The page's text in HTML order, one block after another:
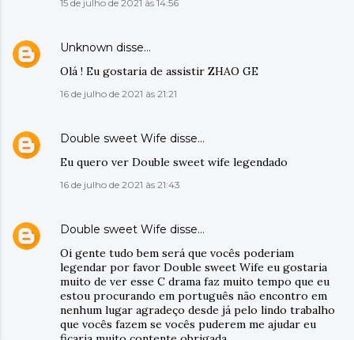
15 de julho de 2021 às 14:56
Unknown disse…
Olá ! Eu gostaria de assistir ZHAO GE
16 de julho de 2021 às 21:21
Double sweet Wife disse…
Eu quero ver Double sweet wife legendado
16 de julho de 2021 às 21:43
Double sweet Wife disse…
Oi gente tudo bem será que vocês poderiam
legendar por favor Double sweet Wife eu gostaria
muito de ver esse C drama faz muito tempo que eu
estou procurando em português não encontro em
nenhum lugar agradeço desde já pelo lindo trabalho
que vocês fazem se vocês puderem me ajudar eu